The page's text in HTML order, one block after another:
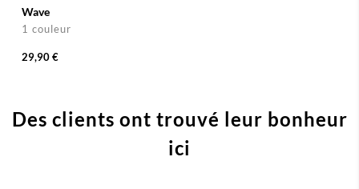
Wave
1 couleur
29,90 €
Des clients ont trouvé leur bonheur
ici